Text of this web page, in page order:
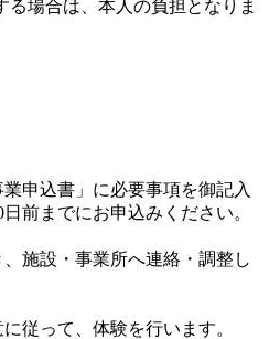
る場合は、本人の負担となりま
業申込書」に必要事項を御記入
前までにお申込みください。
施設・事業所へ連絡・調整し
従って、体験を行います。